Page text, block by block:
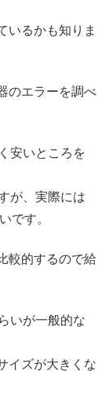
いるかも知りま
のエラーを調べ
安いところを
が、実際には
です。
較的するので給
いが一般的な
イズが大きくな